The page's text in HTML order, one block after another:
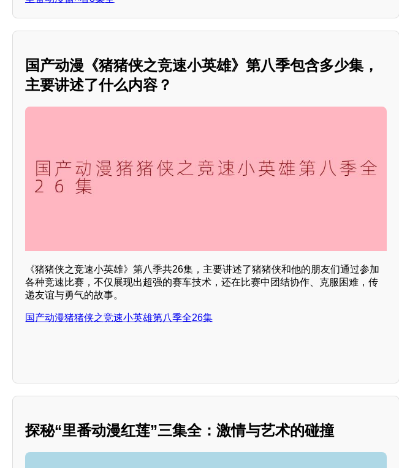
国产动漫《猪猪侠之竞速小英雄》第八季包含多少集，
主要讲述了什么内容？
《猪猪侠之竞速小英雄》第八季共26集，主要讲述了猪猪侠和他的朋友们通过参加
各种竞速比赛，不仅展现出超强的赛车技术，还在比赛中团结协作、克服困难，传
递友谊与勇气的故事。
国产动漫猪猪侠之竞速小英雄第八季全26集
探秘“里番动漫红莲”三集全：激情与艺术的碰撞